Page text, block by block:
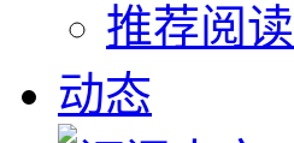
推荐阅读
动态